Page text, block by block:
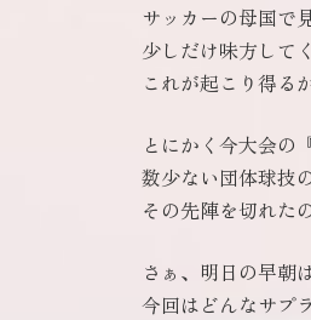
サッカーの母国で
少しだけ味方して
これが起こり得る
とにかく今大会の
数少ない団体球技
その先陣を切れた
さぁ、明日の早朝
今回はどんなサプ